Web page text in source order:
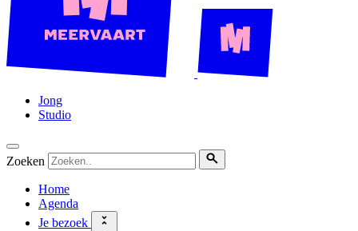
Jong
Studio
Zoeken
Home
Agenda
Je bezoek